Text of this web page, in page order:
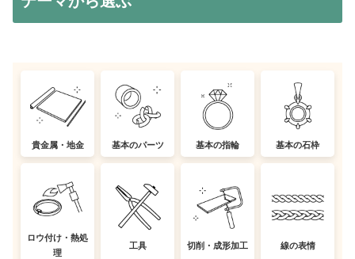
貴金属・地金 基本のパーツ 基本の指輪 基本の石枠
ロウ付け・熱処
理
工具 切削・成形加工 線の表情